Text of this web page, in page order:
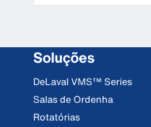
Soluções
DeLaval VMS™ Series
Salas de Ordenha
Rotatórias